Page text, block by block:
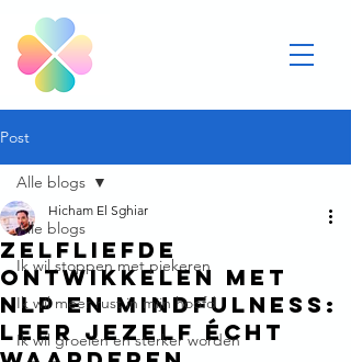
Post
Alle blogs
Ik wil stoppen met piekeren
Ik wil meer rust in mijn hoofd
Ik wil groeien en sterker worden
Alle blogs
Zelfliefde
ontwikkelen met
nlp en mindfulness:
leer jezelf écht
Hicham El Sghiar